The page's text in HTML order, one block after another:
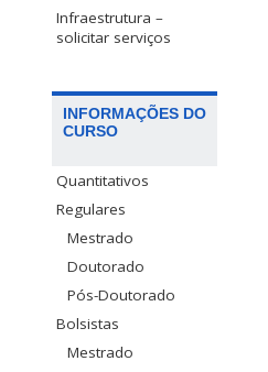
Infraestrutura –
solicitar serviços
INFORMAÇÕES DO
CURSO
Quantitativos
Regulares
Mestrado
Doutorado
Pós-Doutorado
Bolsistas
Mestrado